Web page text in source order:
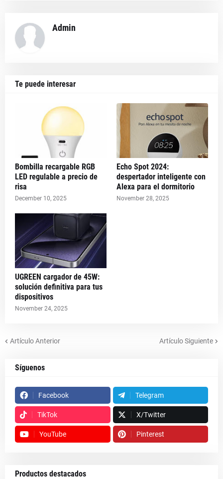
Admin
Te puede interesar
Bombilla recargable RGB
LED regulable a precio de
risa
December 10, 2025
Echo Spot 2024:
despertador inteligente con
Alexa para el dormitorio
November 28, 2025
UGREEN cargador de 45W:
solución definitiva para tus
dispositivos
November 24, 2025
Artículo Anterior Artículo Siguiente
Síguenos
Facebook Telegram
TikTok X/Twitter
YouTube Pinterest
Productos destacados